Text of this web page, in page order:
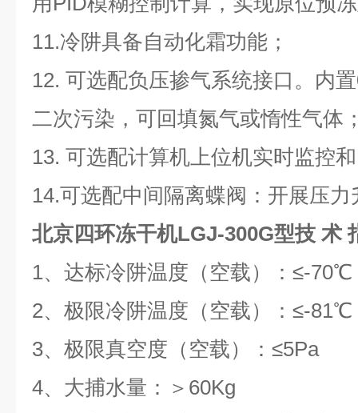
11.冷阱具备自动化霜功能；
12. 可选配负压掺气系统接口。内
二次污染，可回填氮气或惰性气体
13. 可选配计算机上位机实时监控
14.可选配中间隔离蝶阀：开展压
北京四环冻干机LGJ-300G型技 术
1、达标冷阱温度（空载）：≤-
2、极限冷阱温度（空载）：≤-
3、极限真空度（空载）：≤5Pa
4、大捕水量：＞60Kg